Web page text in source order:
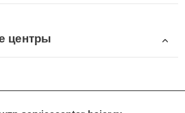
центры